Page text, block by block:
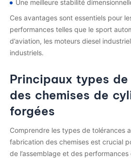
Une meilleure stabilité
Ces avantages sont essentiels pour
performances telles que le sport
d’aviation, les moteurs diesel
industriels.
Principaux types
des chemises de
forgées
Comprendre les types de tolérances
fabrication des chemises est crucial
de l’assemblage et des performances